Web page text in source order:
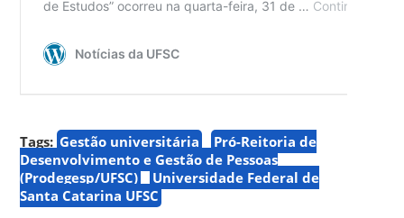
Tags: Gestão universitária
Pró-Reitoria de
Desenvolvimento e Gestão de Pessoas
(Prodegesp/UFSC)
Universidade Federal de
Santa Catarina UFSC